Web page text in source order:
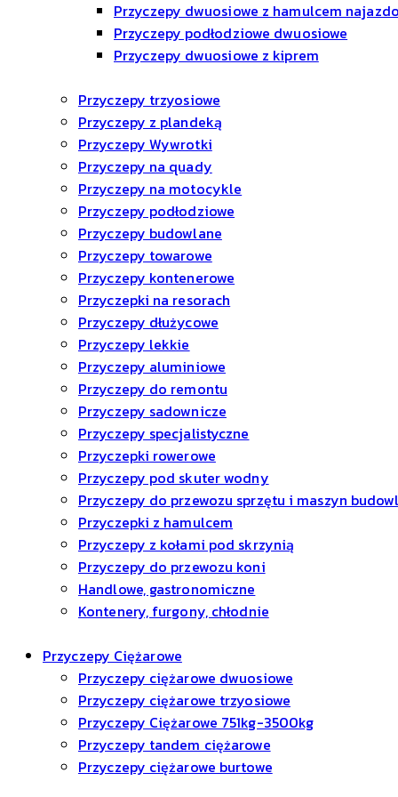
Przyczepy dwuosiowe z hamulcem
Przyczepy podłodziowe dwuosiowe
Przyczepy dwuosiowe z kiprem
Przyczepy trzyosiowe
Przyczepy z plandeką
Przyczepy Wywrotki
Przyczepy na quady
Przyczepy na motocykle
Przyczepy podłodziowe
Przyczepy budowlane
Przyczepy towarowe
Przyczepy kontenerowe
Przyczepki na resorach
Przyczepy dłużycowe
Przyczepy lekkie
Przyczepy aluminiowe
Przyczepy do remontu
Przyczepy sadownicze
Przyczepy specjalistyczne
Przyczepki rowerowe
Przyczepy pod skuter wodny
Przyczepy do przewozu sprzętu i maszyn
Przyczepki z hamulcem
Przyczepy z kołami pod skrzynią
Przyczepy do przewozu koni
Handlowe, gastronomiczne
Kontenery, furgony, chłodnie
Przyczepy Ciężarowe
Przyczepy ciężarowe dwuosiowe
Przyczepy ciężarowe trzyosiowe
Przyczepy Ciężarowe 751kg-3500kg
Przyczepy tandem ciężarowe
Przyczepy ciężarowe burtowe